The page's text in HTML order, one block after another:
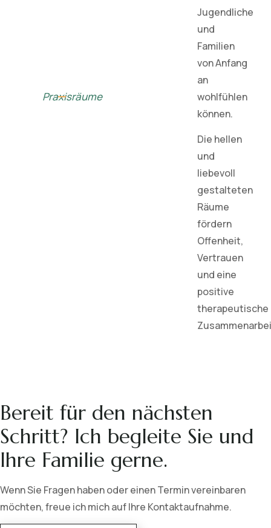
Praxisräume
Jugendliche
und
Familien
von Anfang
an
wohlfühlen
können.
Die hellen
und
liebevoll
gestalteten
Räume
fördern
Offenheit,
Vertrauen
und eine
positive
therapeutische
Bereit für den nächsten
Schritt? Ich begleite Sie und
Ihre Familie gerne.
Wenn Sie Fragen haben oder einen Termin vereinbaren
möchten, freue ich mich auf Ihre Kontaktaufnahme.